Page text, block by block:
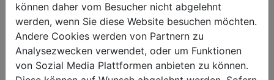
Débit L7min
Remplissage cube secondes 200
Capacité cube L
können daher vom Besucher nicht abgelehnt
werden, wenn Sie diese Website besuchen möchten.
Andere Cookies werden von Partnern zu
Analysezwecken verwendet, oder um Funktionen
von Sozial Media Plattformen anbieten zu können.